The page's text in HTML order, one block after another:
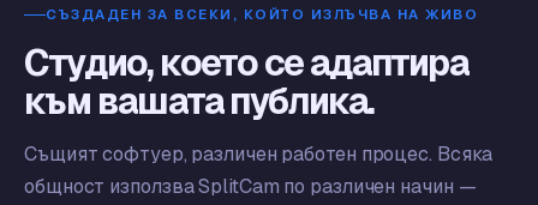
СЪЗДАДЕН ЗА ВСЕКИ, КОЙТО ИЗЛЪЧВА НА ЖИВО
Студио, което се адаптира
към вашата публика.
Същият софтуер, различен работен процес. Всяка
общност използва SplitCam по различен начин —